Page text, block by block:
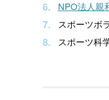
NPO法人親
スポーツボ
スポーツ科